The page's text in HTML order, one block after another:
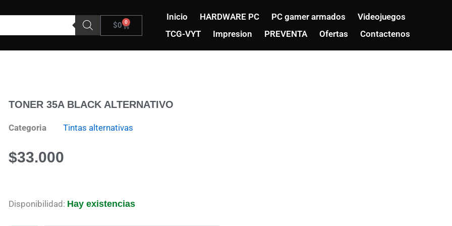
$0 0
Carrito
Inicio HARDWARE PC PC gamer armados
Videojuegos
TCG-VYT
Impresion PREVENTA Ofertas Contactenos
TONER 35A BLACK ALTERNATIVO
Categoria Tintas alternativas
$33.000
Disponibilidad: Hay existencias
TONER